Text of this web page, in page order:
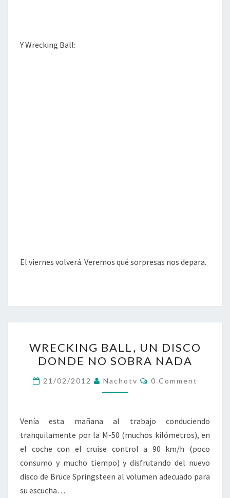
Y Wrecking Ball:
El viernes volverá. Veremos qué sorpresas nos depara.
BALL,
UN
DISCO
DONDE
SOBRA
NADA
WRECKING BALL, UN DISCO
DONDE NO SOBRA NADA
21/02/2012 Nachotv Comments
0 Comment
Venía esta mañana al trabajo conduciendo
tranquilamente por la M-50 (muchos kilómetros), en
el coche con el cruise control a 90 km/h (poco
consumo y mucho tiempo) y disfrutando del nuevo
disco de Bruce Springsteen al volumen adecuado para
su escucha…